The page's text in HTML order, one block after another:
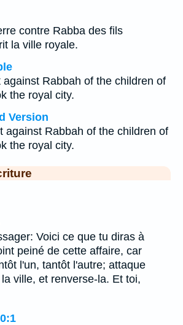
contre Rabba des fils
la ville royale.
Rabbah of the children of
the royal city.
Version
against Rabbah of the children of
the royal city.
Voici ce que tu diras à
peiné de cette affaire, car
l'un, tantôt l'autre; attaque
ville, et renverse-la. Et toi,